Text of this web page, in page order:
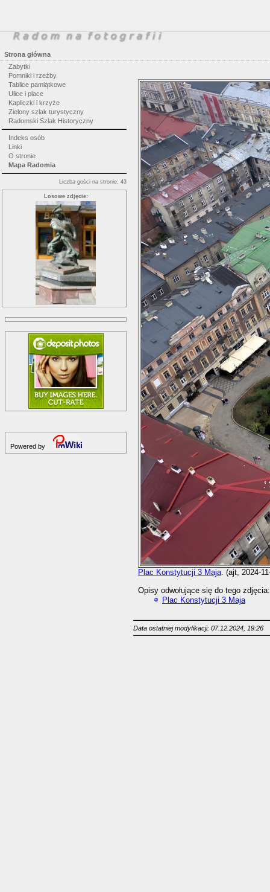
Strona główna
Zabytki
Pomniki i rzeźby
Tablice pamiątkowe
Ulice i place
Kapliczki i krzyże
Zielony szlak turystyczny
Radomski Szlak Historyczny
Indeks osób
Linki
O stronie
Mapa Radomia
Liczba gości na stronie: 43
Losowe zdjęcie:
Powered by
Plac Konstytucji 3 Maja. (ajt, 2024-
Opisy odwołujące się do tego zdjęcia:
Plac Konstytucji 3 Maja
Data ostatniej modyfikacji: 07.12.2024, 19:26